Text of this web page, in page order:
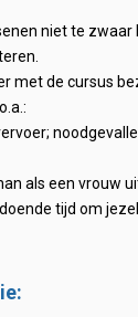
niet te zwaar
met de cursus
als een vrouw
tijd om